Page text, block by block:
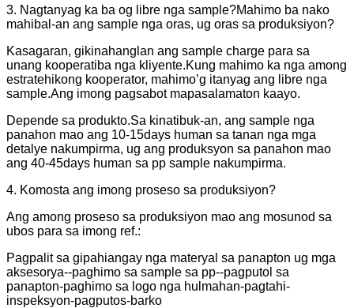
3. Nagtanyag ka ba og libre nga sample?Mahimo ba nako
mahibal-an ang sample nga oras, ug oras sa produksiyon?
Kasagaran, gikinahanglan ang sample charge para sa
unang kooperatiba nga kliyente.Kung mahimo ka nga among
estratehikong kooperator, mahimo’g itanyag ang libre nga
sample.Ang imong pagsabot mapasalamaton kaayo.
Depende sa produkto.Sa kinatibuk-an, ang sample nga
panahon mao ang 10-15days human sa tanan nga mga
detalye nakumpirma, ug ang produksyon sa panahon mao
ang 40-45days human sa pp sample nakumpirma.
4. Komosta ang imong proseso sa produksiyon?
Ang among proseso sa produksiyon mao ang mosunod sa
ubos para sa imong ref.:
Pagpalit sa gipahiangay nga materyal sa panapton ug mga
aksesorya--paghimo sa sample sa pp--pagputol sa
panapton-paghimo sa logo nga hulmahan-pagtahi-
inspeksyon-pagputos-barko